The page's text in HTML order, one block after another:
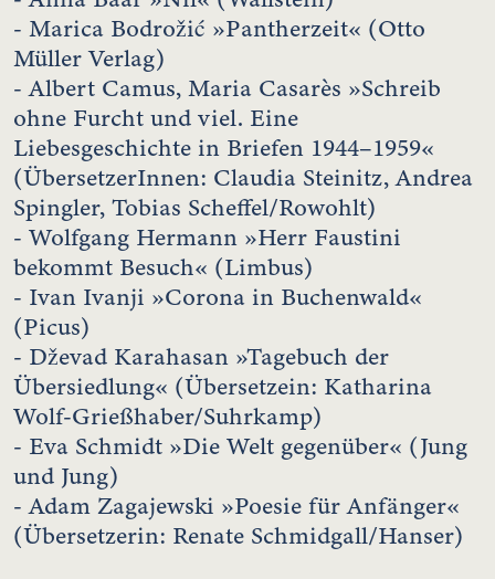
- Marica Bodrožić »Pantherzeit« (Otto
Müller Verlag)
- Albert Camus, Maria Casarès »Schreib
ohne Furcht und viel. Eine
Liebesgeschichte in Briefen 1944–1959«
(ÜbersetzerInnen: Claudia Steinitz, Andrea
Spingler, Tobias Scheffel/Rowohlt)
- Wolfgang Hermann »Herr Faustini
bekommt Besuch« (Limbus)
- Ivan Ivanji »Corona in Buchenwald«
(Picus)
- Dževad Karahasan »Tagebuch der
Übersiedlung« (Übersetzein: Katharina
Wolf-Grießhaber/Suhrkamp)
- Eva Schmidt »Die Welt gegenüber« (Jung
und Jung)
- Adam Zagajewski »Poesie für Anfänger«
(Übersetzerin: Renate Schmidgall/Hanser)